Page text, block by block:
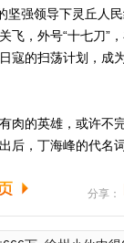
强领导下灵丘人
飞，外号“十七刀”
寇的扫荡计划，成
的英雄，或许不
，丁海峰的代名词
分享：